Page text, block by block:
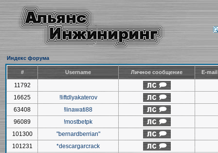
Индекс форума
# Username Личное сообщение E-
11792
16625
!liftdlyakaterov
63408
!linawati88
96089
!mostbetpk
101300
"bernardberrian"
101231
*descargarcrack